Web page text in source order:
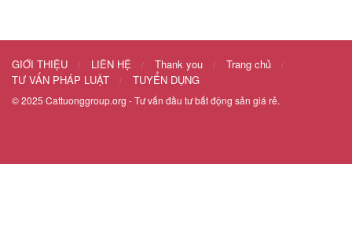
GIỚI THIỆU LIÊN HỆ Thank you
Trang chủ
TƯ VẤN PHÁP LUẬT
TUYỂN DỤNG
© 2025 Cattuonggroup.org - Tư vấn đầu tư bất động sản giá rẻ.